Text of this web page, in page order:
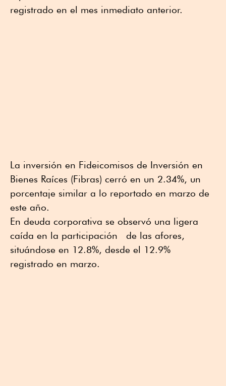
registrado en el mes inmediato anterior.
La inversión en Fideicomisos de Inversión en
Bienes Raíces (Fibras) cerró en un 2.34%, un
porcentaje similar a lo reportado en marzo de
este año.
En deuda corporativa se observó una ligera
caída en la participación de las afores,
situándose en 12.8%, desde el 12.9%
registrado en marzo.